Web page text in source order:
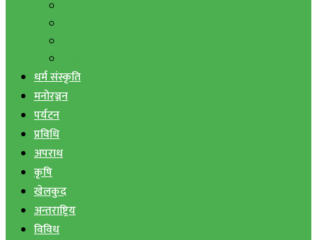
धर्म संस्कृति
मनोरञ्जन
पर्यटन
प्रविधि
अपराध
कृषि
खेलकुद
अन्तराष्ट्रिय
विविध